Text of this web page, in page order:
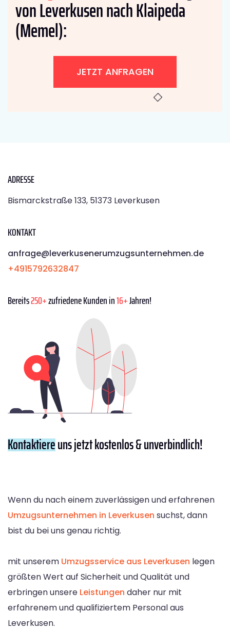
von Leverkusen nach Klaipeda
(Memel):
JETZT ANFRAGEN
ADRESSE
Bismarckstraße 133, 51373 Leverkusen
KONTAKT
anfrage@leverkusenerumzugsunternehmen.de
+4915792632847
Bereits250+zufriedene Kunden in16+Jahren!
Kontaktiereuns jetzt kostenlos & unverbindlich!
Wenn du nach einem zuverlässigen und erfahrenen
Umzugsunternehmen in Leverkusen suchst, dann
bist du bei uns genau richtig.
mit unserem Umzugsservice aus Leverkusen legen
größten Wert auf Sicherheit und Qualität und
erbringen unsere Leistungen daher nur mit
erfahrenem und qualifiziertem Personal aus
Leverkusen.